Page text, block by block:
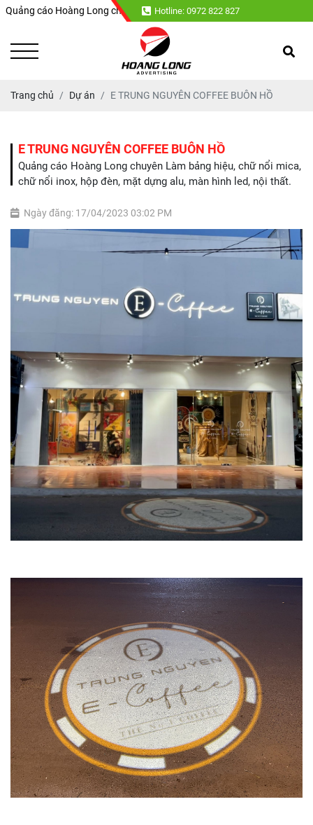
cáo Hoàng Long chuyên : Làm bảng hiệu, chữ nổi mica, chữ nổi
Hotline: 0972 822 827
Trang chủ Dự án E TRUNG NGUYÊN COFFEE BUÔN HỒ
E TRUNG NGUYÊN COFFEE BUÔN HỒ
Quảng cáo Hoàng Long chuyên Làm bảng hiệu, chữ nổi mica,
chữ nổi inox, hộp đèn, mặt dựng alu, màn hình led, nội thất.
Ngày đăng: 17/04/2023 03:02 PM